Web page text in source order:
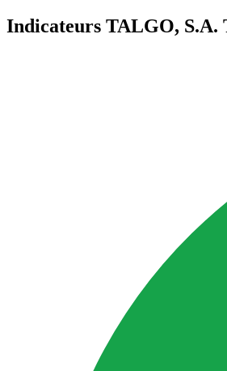
Indicateurs TALGO, S.A.